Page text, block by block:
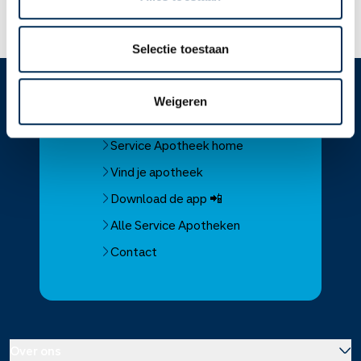
Selectie toestaan
Weigeren
Lees meer op apotheek.nl
ServiceApotheek
Service Apotheek home
Vind je apotheek
Download de app 📲
Alle Service Apotheken
Contact